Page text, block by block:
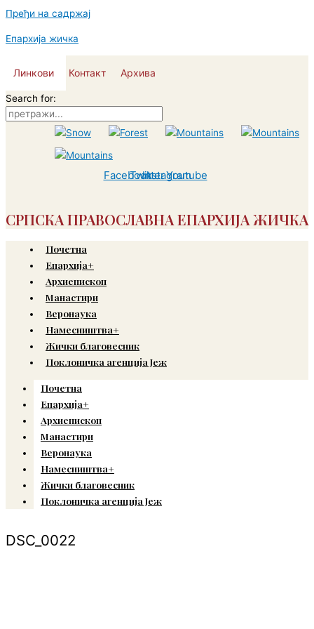
Пређи на садржај
Епархија жичка
Линкови Контакт Архива
Search for:
Facebook
Twitter
Instagram
Youtube
СРПСКА ПРАВОСЛАВНА ЕПАРХИЈА ЖИЧКА
Почетна
Епархија+
Архиепископ
Манастири
Веронаука
Намесништва+
Жички благовесник
Поклоничка агенција Јеж
Почетна
Епархија+
Архиепископ
Манастири
Веронаука
Намесништва+
Жички благовесник
Поклоничка агенција Јеж
DSC_0022